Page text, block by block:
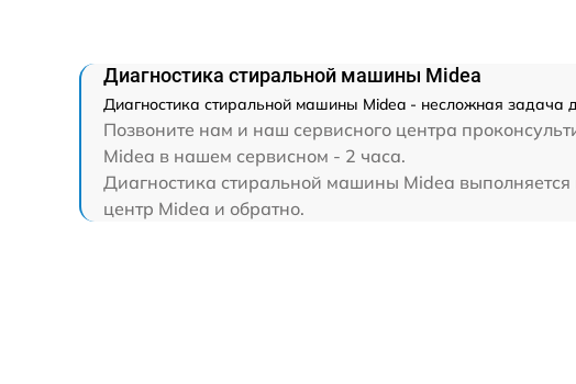
Диагностика стиральной машины Midea
Диагностика стиральной машины Midea - несложная задача
Позвоните нам и наш сервисного центра
Midea в нашем сервисном - 2 часа.
Диагностика стиральной машины Midea выполняется
центр Midea и обратно.